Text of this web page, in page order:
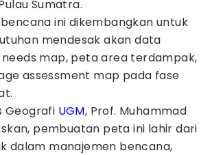
Sumatra.
ini dikembangkan untuk
mendesak akan data
map, peta area terdampak,
assessment map pada fase
Geografi UGM, Prof. Muhammad
pembuatan peta ini lahir dari
dalam manajemen bencana,